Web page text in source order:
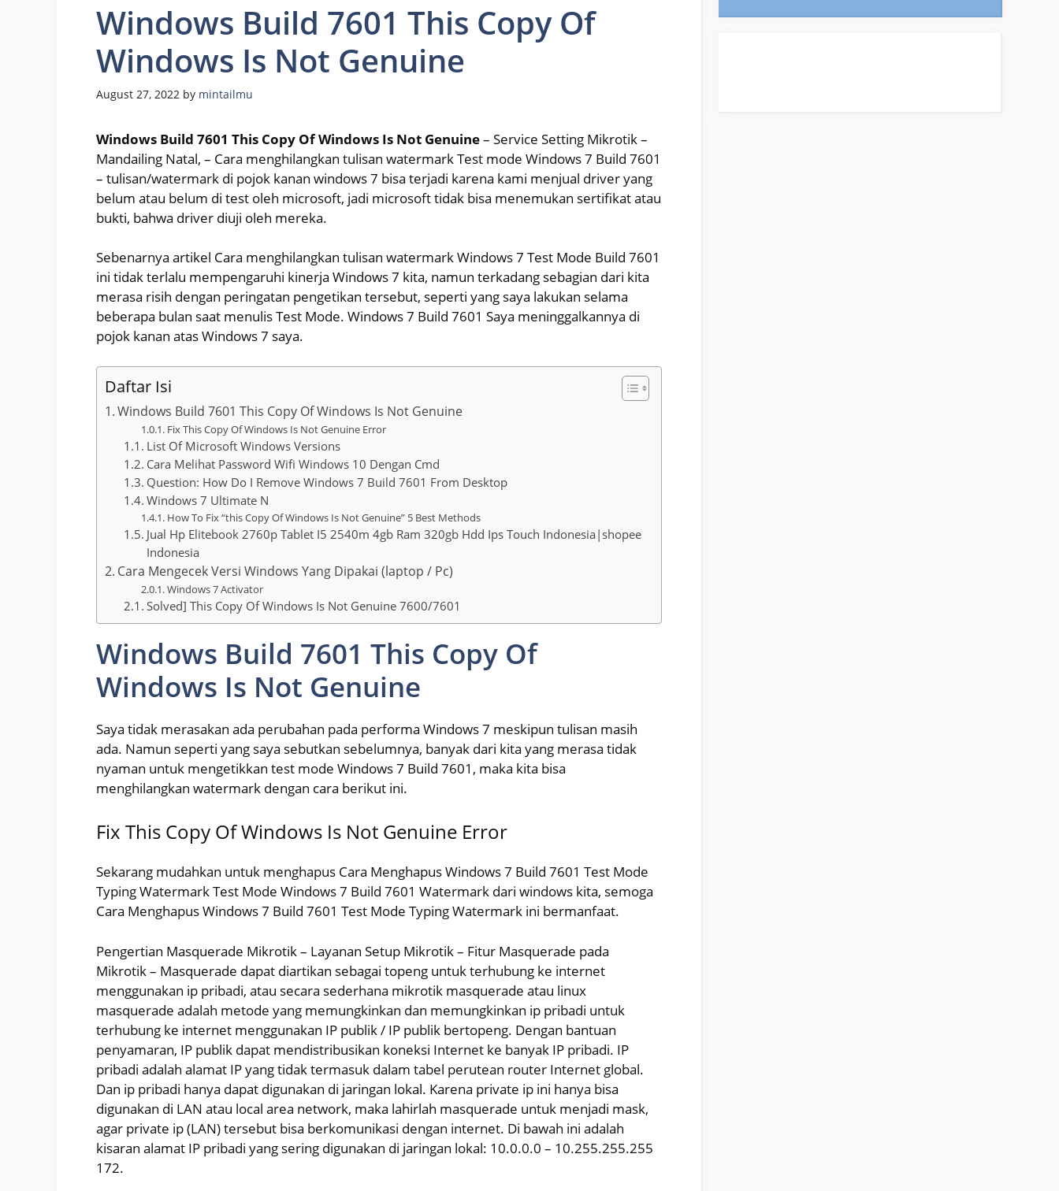
Windows Build 7601 This Copy Of
Windows Is Not Genuine
August 27, 2022 by mintailmu
Windows Build 7601 This Copy Of Windows Is Not Genuine– Service Setting Mikrotik –
Mandailing Natal, – Cara menghilangkan tulisan watermark Test mode Windows 7 Build 7601
– tulisan/watermark di pojok kanan windows 7 bisa terjadi karena kami menjual driver yang
belum atau belum di test oleh microsoft, jadi microsoft tidak bisa menemukan sertifikat atau
bukti, bahwa driver diuji oleh mereka.
Sebenarnya artikel Cara menghilangkan tulisan watermark Windows 7 Test Mode Build 7601
ini tidak terlalu mempengaruhi kinerja Windows 7 kita, namun terkadang sebagian dari kita
merasa risih dengan peringatan pengetikan tersebut, seperti yang saya lakukan selama
beberapa bulan saat menulis Test Mode. Windows 7 Build 7601 Saya meninggalkannya di
pojok kanan atas Windows 7 saya.
Daftar Isi
Windows Build 7601 This Copy Of Windows Is Not Genuine
Fix This Copy Of Windows Is Not Genuine Error
List Of Microsoft Windows Versions
Cara Melihat Password Wifi Windows 10 Dengan Cmd
Question: How Do I Remove Windows 7 Build 7601 From Desktop
Windows 7 Ultimate N
How To Fix “this Copy Of Windows Is Not Genuine” 5 Best Methods
Jual Hp Elitebook 2760p Tablet I5 2540m 4gb Ram 320gb Hdd Ips Touch Indonesia|shopee
Indonesia
Cara Mengecek Versi Windows Yang Dipakai (laptop / Pc)
Windows 7 Activator
Solved] This Copy Of Windows Is Not Genuine 7600/7601
Windows Build 7601 This Copy Of
Windows Is Not Genuine
Saya tidak merasakan ada perubahan pada performa Windows 7 meskipun tulisan masih
ada. Namun seperti yang saya sebutkan sebelumnya, banyak dari kita yang merasa tidak
nyaman untuk mengetikkan test mode Windows 7 Build 7601, maka kita bisa
menghilangkan watermark dengan cara berikut ini.
Fix This Copy Of Windows Is Not Genuine Error
Sekarang mudahkan untuk menghapus Cara Menghapus Windows 7 Build 7601 Test Mode
Typing Watermark Test Mode Windows 7 Build 7601 Watermark dari windows kita, semoga
Cara Menghapus Windows 7 Build 7601 Test Mode Typing Watermark ini bermanfaat.
Pengertian Masquerade Mikrotik – Layanan Setup Mikrotik – Fitur Masquerade pada
Mikrotik – Masquerade dapat diartikan sebagai topeng untuk terhubung ke internet
menggunakan ip pribadi, atau secara sederhana mikrotik masquerade atau linux
masquerade adalah metode yang memungkinkan dan memungkinkan ip pribadi untuk
terhubung ke internet menggunakan IP publik / IP publik bertopeng. Dengan bantuan
penyamaran, IP publik dapat mendistribusikan koneksi Internet ke banyak IP pribadi. IP
pribadi adalah alamat IP yang tidak termasuk dalam tabel perutean router Internet global.
Dan ip pribadi hanya dapat digunakan di jaringan lokal. Karena private ip ini hanya bisa
digunakan di LAN atau local area network, maka lahirlah masquerade untuk menjadi mask,
agar private ip (LAN) tersebut bisa berkomunikasi dengan internet. Di bawah ini adalah
kisaran alamat IP pribadi yang sering digunakan di jaringan lokal: 10.0.0.0 – 10.255.255.255
172.